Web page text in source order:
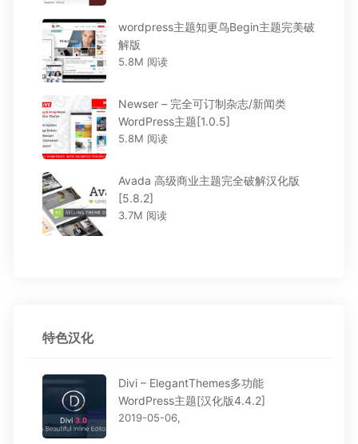
wordpress主题知更鸟Begin主题完美破
解版
5.8M 阅读
Newser – 完全可订制杂志/新闻类
WordPress主题[1.0.5]
5.8M 阅读
Avada 高级商业主题完全破解汉化版
[5.8.2]
3.7M 阅读
特色汉化
Divi – ElegantThemes多功能
WordPress主题[汉化版4.4.2]
2019-05-06,